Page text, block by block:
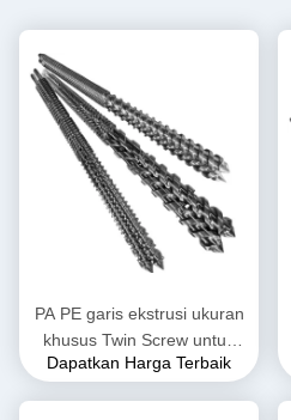
PA PE garis ekstrusi ukuran
khusus Twin Screw untuk
Plasticizing Effect yang baik
Dapatkan Harga Terbaik